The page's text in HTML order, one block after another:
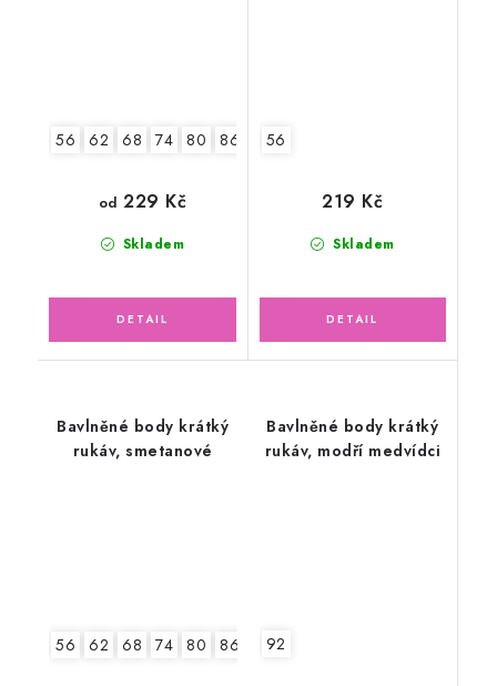
56 62 68 74 80 86 92
Skladem
od 229 Kč
56
Skladem
219 Kč
Bavlněné body krátký
rukáv, smetanové
56 62 68 74 80 86 92
Bavlněné body krátký
rukáv, modří medvídci
92